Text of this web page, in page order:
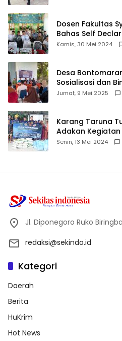
Dosen Fakultas
Bahas Self
Ijtima Ulama MUI
Kamis, 30 Mei 2024
Desa
Sosialisasi dan
ID
Jumat, 9 Mei 2025
Karang Taruna
Adakan
Dhuafa dan Anak
Senin, 13 Mei 2024
Jl. Diponegoro Ruko
redaksi@sekindo.id
Kategori
Daerah
Berita
HuKrim
Hot News